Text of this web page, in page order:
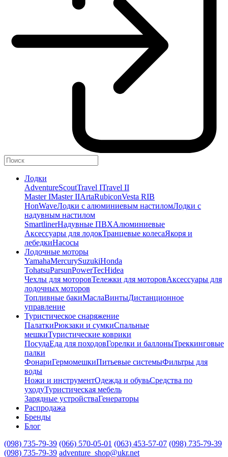
Лодки
AdventureScoutTravel ITravel II
Master IMaster IIArtaRubiconVesta RIB
HonWaveЛодки с алюминиевым настиломЛодки с
надувным настилом
SmartlinerНадувные ПВХАлюминиевые
Аксессуары для лодокТранцевые колесаЯкоря и
лебедкиНасосы
Лодочные моторы
YamahaMercurySuzukiHonda
TohatsuParsunPowerTecHidea
Чехлы для моторовТележки для моторовАксессуары для
лодочных моторов
Топливные бакиМаслаВинтыДистанционное
управление
Туристическое снаряжение
ПалаткиРюкзаки и сумкиСпальные
мешкиТуристические коврики
ПосудаЕда для походовГорелки и баллоныТреккинговые
палки
ФонариГермомешкиПитьевые системыФильтры для
воды
Ножи и инструментОдежда и обувьСредства по
уходуТуристическая мебель
Зарядные устройстваГенераторы
Распродажа
Бренды
Блог
(098) 735-79-39 (066) 570-05-01 (063) 453-57-07 (098) 735-79-39
(098) 735-79-39 adventure_shop@ukr.net